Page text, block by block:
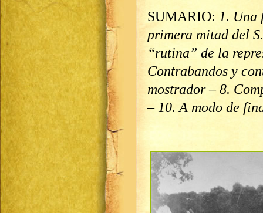
SUMARIO: 1. Una
primera mitad del
“rutina” de la
Contrabandos y
mostrador – 8.
– 10. A modo de